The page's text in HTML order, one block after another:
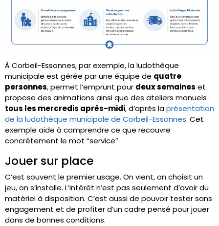
À Corbeil-Essonnes, par exemple, la ludothèque
municipale est gérée par une équipe de quatre
personnes, permet l’emprunt pour deux semaines et
propose des animations ainsi que des ateliers manuels
tous les mercredis après-midi, d’après laprésentation
de la ludothèque municipale de Corbeil-Essonnes. Cet
exemple aide à comprendre ce que recouvre
concrètement le mot “service”.
Jouer sur place
C’est souvent le premier usage. On vient, on choisit un
jeu, on s’installe. L’intérêt n’est pas seulement d’avoir du
matériel à disposition. C’est aussi de pouvoir tester sans
engagement et de profiter d’un cadre pensé pour jouer
dans de bonnes conditions.